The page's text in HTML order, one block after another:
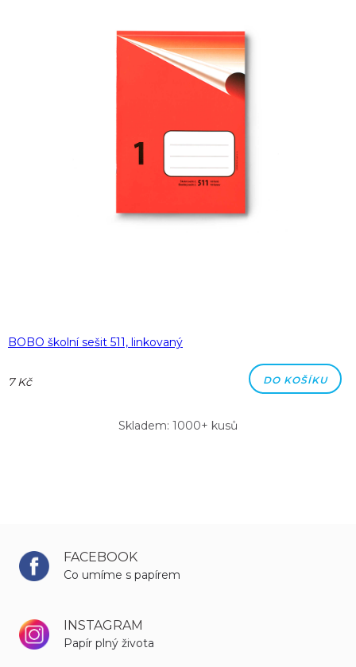
BOBO školní sešit 511, linkovaný
7 Kč DO KOŠÍKU
Skladem: 1000+ kusů
FACEBOOK
Co umíme s papírem
INSTAGRAM
Papír plný života